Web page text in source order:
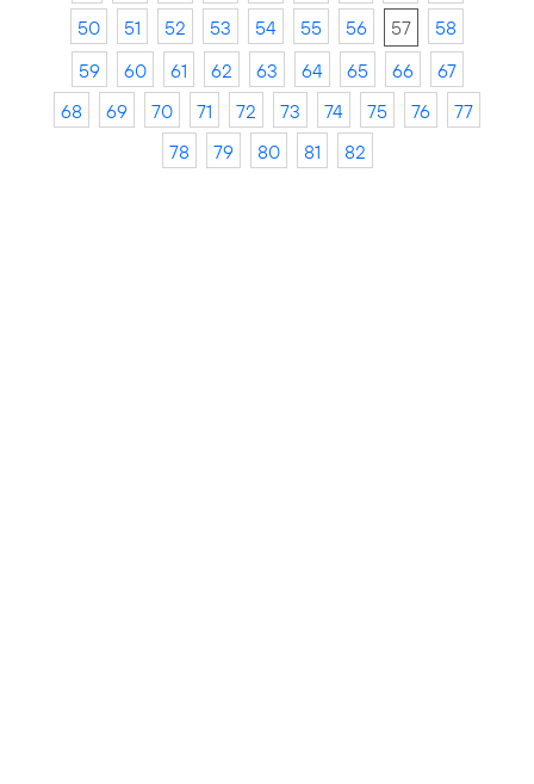
50
51 52 53 54 55 56 57
58
59
60 61 62 63 64 65 66
67
68
69 70 71 72 73 74 75 76
77
78
79 80 81 82